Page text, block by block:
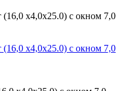
х4,0х25.0) с окном 7,0